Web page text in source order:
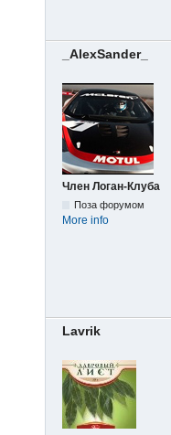
_AlexSander_
Член Логан-Клуба
Поза форумом
More info
Lavrik